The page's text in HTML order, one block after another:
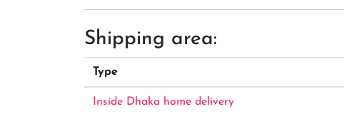
Shipping area:
Type
Inside Dhaka home delivery